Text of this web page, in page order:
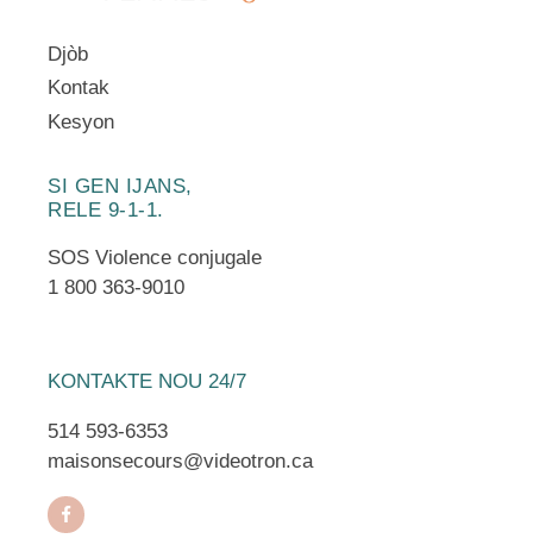
Djòb
Kontak
Kesyon
SI GEN IJANS,
RELE 9-1-1.
SOS Violence conjugale
1 800 363-9010
KONTAKTE NOU 24/7
514 593-6353
maisonsecours@videotron.ca